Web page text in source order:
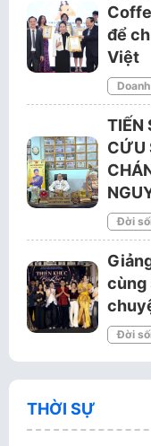
để
Việt
TIẾN
CỨU
Đời
cùng
Đời
THỜI SỰ